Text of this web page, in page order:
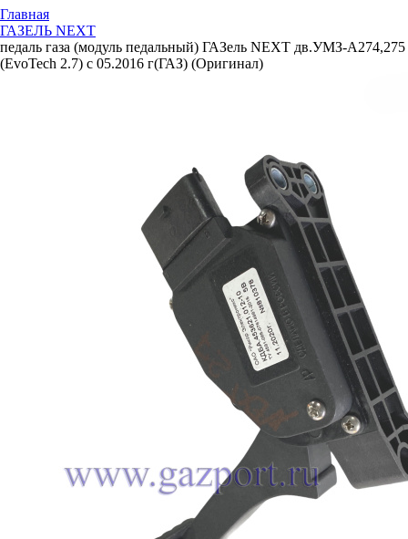
Главная
ГАЗЕЛЬ NEXT
педаль газа (модуль педальный) ГАЗель NEXT дв.УМЗ-А274,275
(EvoTech 2.7) с 05.2016 г(ГАЗ) (Оригинал)